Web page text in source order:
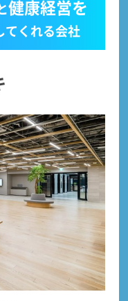
健康経営を
てくれる会社